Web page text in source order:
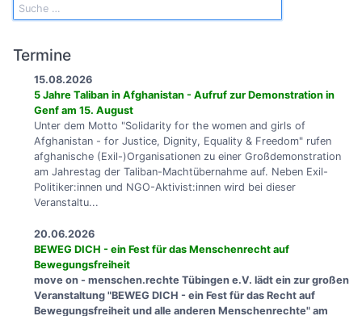
Termine
15.08.2026
5 Jahre Taliban in Afghanistan - Aufruf zur Demonstration in
Genf am 15. August
Unter dem Motto "Solidarity for the women and girls of
Afghanistan - for Justice, Dignity, Equality & Freedom" rufen
afghanische (Exil-)Organisationen zu einer Großdemonstration
am Jahrestag der Taliban-Machtübernahme auf. Neben Exil-
Politiker:innen und NGO-Aktivist:innen wird bei dieser
Veranstaltu...
20.06.2026
BEWEG DICH - ein Fest für das Menschenrecht auf
Bewegungsfreiheit
move on - menschen.rechte Tübingen e.V. lädt ein zur großen
Veranstaltung "BEWEG DICH - ein Fest für das Recht auf
Bewegungsfreiheit und alle anderen Menschenrechte" am